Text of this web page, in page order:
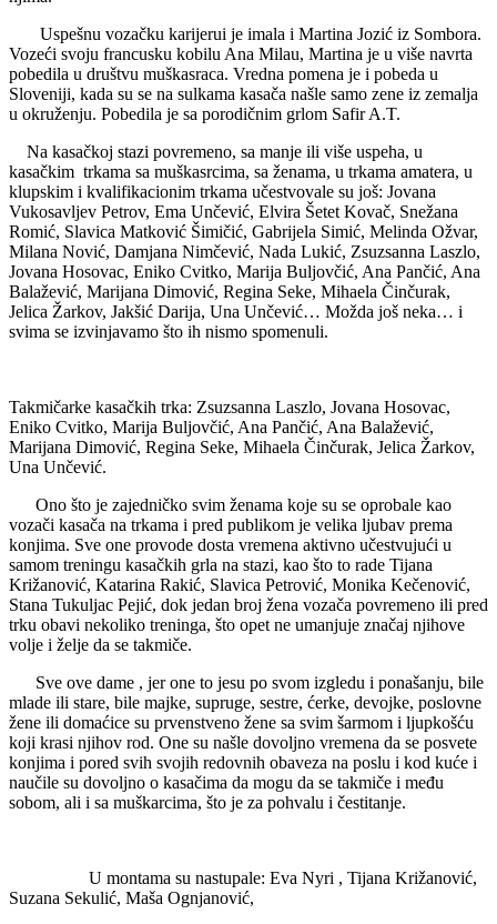
Uspešnu vozačku karijerui je imala i Martina Jozić iz Sombora.
Vozeći svoju francusku kobilu Ana Milau, Martina je u više navrta
pobedila u društvu muškasraca. Vredna pomena je i pobeda u
Sloveniji, kada su se na sulkama kasača našle samo zene iz zemalja
u okruženju. Pobedila je sa porodičnim grlom Safir A.T.
Na kasačkoj stazi povremeno, sa manje ili više uspeha, u
kasačkim trkama sa muškasrcima, sa ženama, u trkama amatera, u
klupskim i kvalifikacionim trkama učestvovale su još: Jovana
Vukosavljev Petrov, Ema Unčević, Elvira Šetet Kovač, Snežana
Romić, Slavica Matković Šimičić, Gabrijela Simić, Melinda Ožvar,
Milana Nović, Damjana Nimčević, Nada Lukić, Zsuzsanna Laszlo,
Jovana Hosovac, Eniko Cvitko, Marija Buljovčić, Ana Pančić, Ana
Balažević, Marijana Dimović, Regina Seke, Mihaela Činčurak,
Jelica Žarkov, Jakšić Darija, Una Unčević… Možda još neka… i
svima se izvinjavamo što ih nismo spomenuli.
Takmičarke kasačkih trka: Zsuzsanna Laszlo, Jovana Hosovac,
Eniko Cvitko, Marija Buljovčić, Ana Pančić, Ana Balažević,
Marijana Dimović, Regina Seke, Mihaela Činčurak, Jelica Žarkov,
Una Unčević.
Ono što je zajedničko svim ženama koje su se oprobale kao
vozači kasača na trkama i pred publikom je velika ljubav prema
konjima. Sve one provode dosta vremena aktivno učestvujući u
samom treningu kasačkih grla na stazi, kao što to rade Tijana
Križanović, Katarina Rakić, Slavica Petrović, Monika Kečenović,
Stana Tukuljac Pejić, dok jedan broj žena vozača povremeno ili pred
trku obavi nekoliko treninga, što opet ne umanjuje značaj njihove
volje i želje da se takmiče.
Sve ove dame , jer one to jesu po svom izgledu i ponašanju, bile
mlade ili stare, bile majke, supruge, sestre, ćerke, devojke, poslovne
žene ili domaćice su prvenstveno žene sa svim šarmom i ljupkošću
koji krasi njihov rod. One su našle dovoljno vremena da se posvete
konjima i pored svih svojih redovnih obaveza na poslu i kod kuće i
naučile su dovoljno o kasačima da mogu da se takmiče i među
sobom, ali i sa muškarcima, što je za pohvalu i čestitanje.
U montama su nastupale: Eva Nyri , Tijana Križanović,
Suzana Sekulić, Maša Ognjanović,